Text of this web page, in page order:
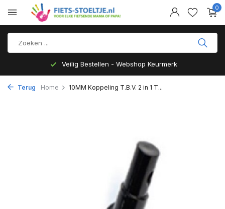
0
Veilig Bestellen - Webshop Keurmerk
Terug Home 10MM Koppeling T.B.V. 2 in 1 T...